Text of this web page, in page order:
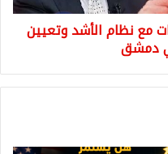
مع نظام الأشد وتعيين
دمشق